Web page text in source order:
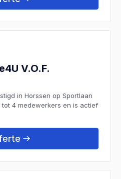
V.O.F.
in Horssen op Sportlaan
4 medewerkers en is actief